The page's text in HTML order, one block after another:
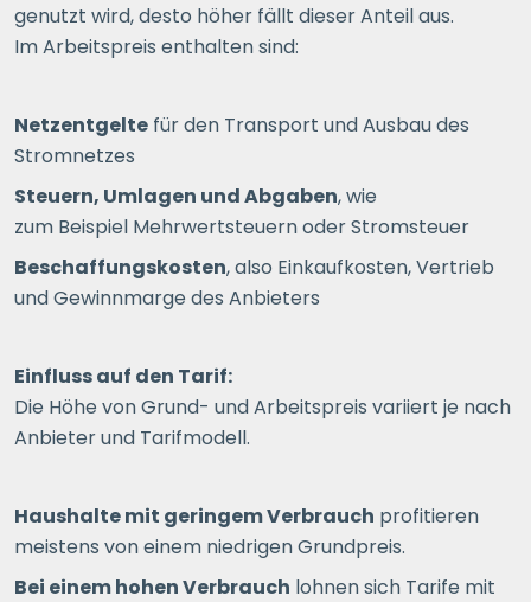
genutzt wird, desto höher fällt dieser Anteil aus.
Im Arbeitspreis enthalten sind:
Netzentgelte für den Transport und Ausbau des
Stromnetzes
Steuern, Umlagen und Abgaben, wie
zum Beispiel Mehrwertsteuern oder Stromsteuer
Beschaffungskosten, also Einkaufkosten, Vertrieb
und Gewinnmarge des Anbieters
Einfluss auf den Tarif:
Die Höhe von Grund- und Arbeitspreis variiert je nach
Anbieter und Tarifmodell.
Haushalte mit geringem Verbrauch profitieren
meistens von einem niedrigen Grundpreis.
Bei einem hohen Verbrauch lohnen sich Tarife mit